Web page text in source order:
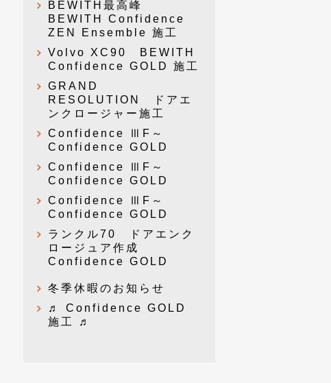
BEWITH最高峰
BEWITH Confidence
ZEN Ensemble 施工
Volvo XC90 BEWITH
Confidence GOLD 施工
GRAND
RESOLUTION ドアエ
ンクロージャー施工
Confidence ⅢF～
Confidence GOLD
Confidence ⅢF～
Confidence GOLD
Confidence ⅢF～
Confidence GOLD
ランクル70 ドアエンク
ロージュア作成
Confidence GOLD
冬季休暇のお知らせ
♬ Confidence GOLD
施工 ♬